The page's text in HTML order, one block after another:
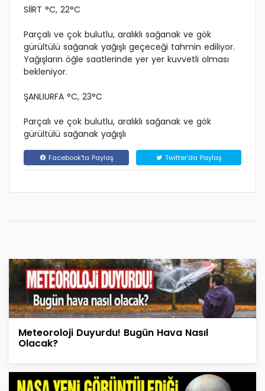
SİİRT °C, 22°C
Parçalı ve çok bulutlu, aralıklı sağanak ve gök
gürültülü sağanak yağışlı geçeceği tahmin ediliyor.
Yağışların öğle saatlerinde yer yer kuvvetli olması
bekleniyor.
ŞANLIURFA °C, 23°C
Parçalı ve çok bulutlu, aralıklı sağanak ve gök
gürültülü sağanak yağışlı
Facebook'ta Paylaş Twitter'da Paylaş
Meteoroloji Duyurdu! Bugün Hava Nasıl
Olacak?